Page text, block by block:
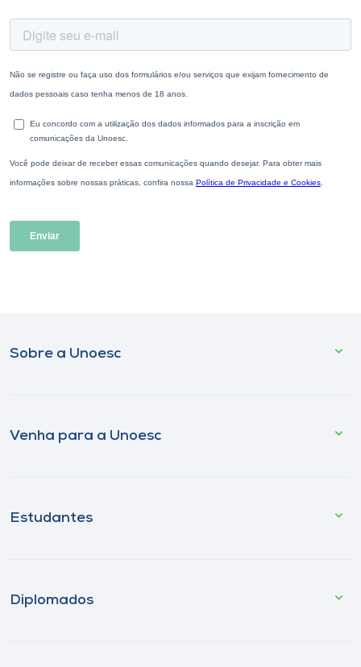
Sobre a Unoesc
Venha para a Unoesc
Estudantes
Diplomados